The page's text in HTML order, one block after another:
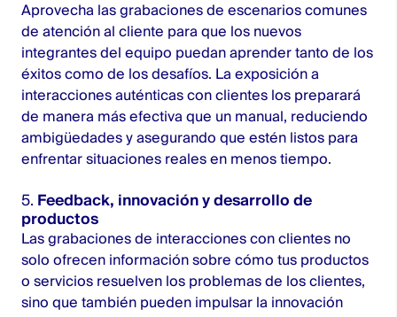
Aprovecha las grabaciones de escenarios comunes
de atención al cliente para que los nuevos
integrantes del equipo puedan aprender tanto de los
éxitos como de los desafíos. La exposición a
interacciones auténticas con clientes los preparará
de manera más efectiva que un manual, reduciendo
ambigüedades y asegurando que estén listos para
enfrentar situaciones reales en menos tiempo.
5. Feedback, innovación y desarrollo de
productos
Las grabaciones de interacciones con clientes no
solo ofrecen información sobre cómo tus productos
o servicios resuelven los problemas de los clientes,
sino que también pueden impulsar la innovación